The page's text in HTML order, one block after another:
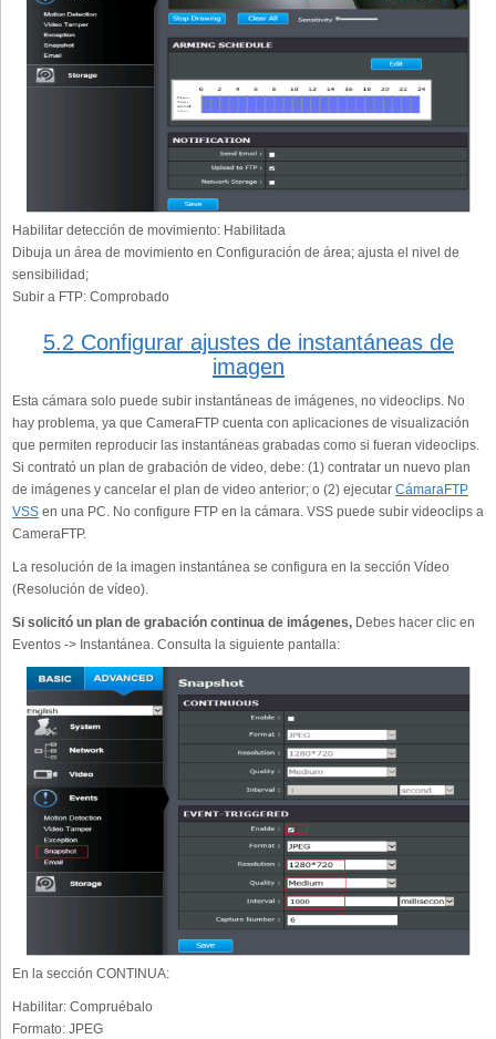
Habilitar detección de movimiento: Habilitada
Dibuja un área de movimiento en Configuración de área; ajusta el nivel de
sensibilidad;
Subir a FTP: Comprobado
5.2 Configurar ajustes de instantáneas de
imagen
Esta cámara solo puede subir instantáneas de imágenes, no videoclips. No
hay problema, ya que CameraFTP cuenta con aplicaciones de visualización
que permiten reproducir las instantáneas grabadas como si fueran videoclips.
Si contrató un plan de grabación de video, debe: (1) contratar un nuevo plan
de imágenes y cancelar el plan de video anterior; o (2) ejecutar CámaraFTP
VSS en una PC. No configure FTP en la cámara. VSS puede subir videoclips a
CameraFTP.
La resolución de la imagen instantánea se configura en la sección Vídeo
(Resolución de vídeo).
Si solicitó un plan de grabación continua de imágenes, Debes hacer clic en
Eventos -> Instantánea. Consulta la siguiente pantalla:
En la sección CONTINUA:
Habilitar: Compruébalo
Formato: JPEG